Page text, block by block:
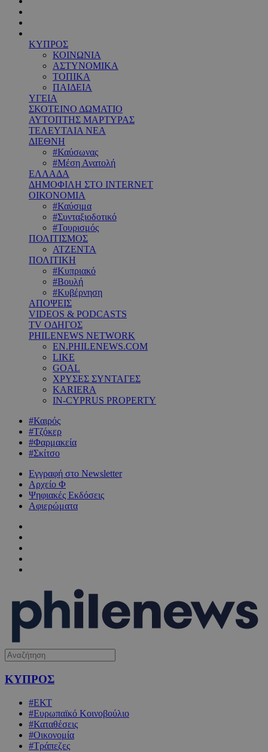
ΚΥΠΡΟΣ
ΚΟΙΝΩΝΙΑ
ΑΣΤΥΝΟΜΙΚΑ
ΤΟΠΙΚΑ
ΠΑΙΔΕΙΑ
ΥΓΕΙΑ
ΣΚΟΤΕΙΝΟ ΔΩΜΑΤΙΟ
ΑΥΤΟΠΤΗΣ ΜΑΡΤΥΡΑΣ
ΤΕΛΕΥΤΑΙΑ ΝΕΑ
ΔΙΕΘΝΗ
#Καύσωνας
#Μέση Ανατολή
ΕΛΛΑΔΑ
ΔΗΜΟΦΙΛΗ ΣΤΟ INTERNET
ΟΙΚΟΝΟΜΙΑ
#Καύσιμα
#Συνταξιοδοτικό
#Τουρισμός
ΠΟΛΙΤΙΣΜΟΣ
ΑΤΖΕΝΤΑ
ΠΟΛΙΤΙΚΗ
#Κυπριακό
#Βουλή
#Κυβέρνηση
ΑΠΟΨΕΙΣ
VIDEOS & PODCASTS
TV ΟΔΗΓΟΣ
PHILENEWS NETWORK
EN.PHILENEWS.COM
LIKE
GOAL
ΧΡΥΣΕΣ ΣΥΝΤΑΓΕΣ
KARIERA
IN-CYPRUS PROPERTY
#Καιρός
#Τζόκερ
#Φαρμακεία
#Σκίτσο
Εγγραφή στο Newsletter
Αρχείο Φ
Ψηφιακές Εκδόσεις
Αφιερώματα
ΚΥΠΡΟΣ
#ΕΚΤ
#Ευρωπαϊκό Κοινοβούλιο
#Καταθέσεις
#Οικονομία
#Τράπεζες